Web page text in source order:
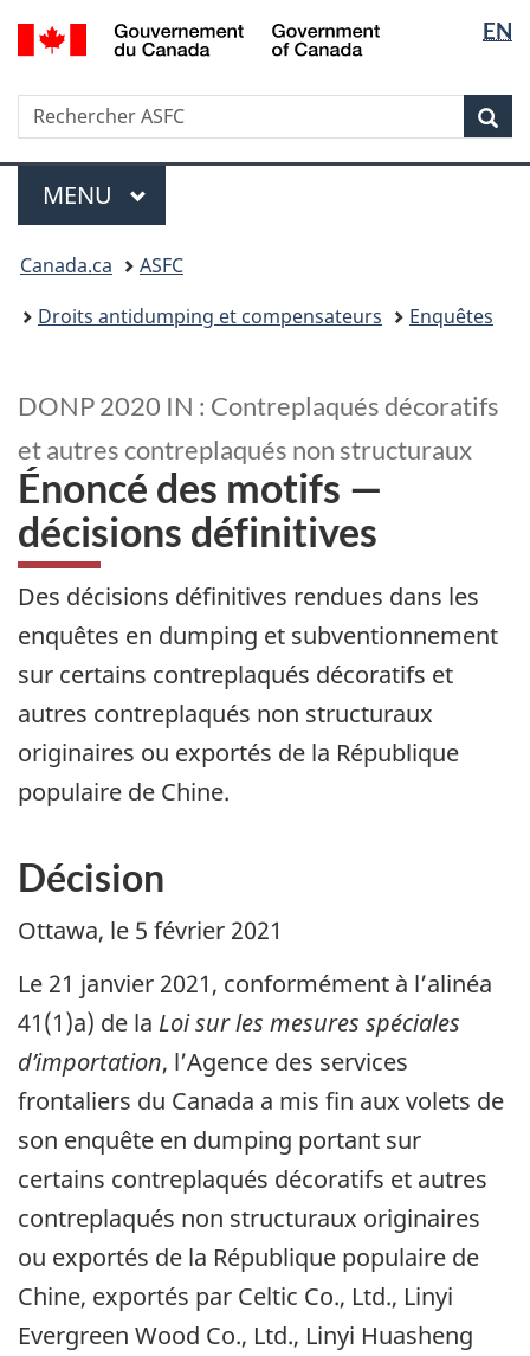
Passer
au
Passer
à
HTML
simplifiée
la
langue
EN
Recherche
Rechercher
ASFC
Menu
MENU PRINCIPAL
êtes
ici
Canada.ca
ASFC
Droits antidumping et compensateurs
Enquêtes
DONP2020 IN : Contreplaqués décoratifs
et autres contreplaqués non structuraux
Énoncé des motifs —
décisions définitives
Des décisions définitives rendues dans les
enquêtes en dumping et subventionnement
sur certains contreplaqués décoratifs et
autres contreplaqués non structuraux
originaires ou exportés de la République
populaire de Chine.
Décision
Ottawa, le 5 février 2021
Le 21 janvier 2021, conformément à l’alinéa
41(1)a) de la Loi sur les mesures spéciales
d’importation, l’Agence des services
frontaliers du Canada a mis fin aux volets de
son enquête en dumping portant sur
certains contreplaqués décoratifs et autres
contreplaqués non structuraux originaires
ou exportés de la République populaire de
Chine, exportés par Celtic Co., Ltd., Linyi
Evergreen Wood Co., Ltd., Linyi Huasheng